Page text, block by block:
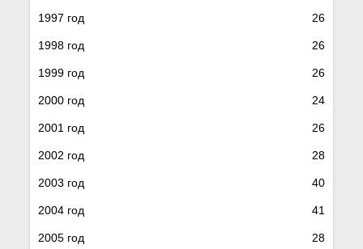
1997 год 26
1998 год 26
1999 год 26
2000 год 24
2001 год 26
2002 год 28
2003 год 40
2004 год 41
2005 год 28